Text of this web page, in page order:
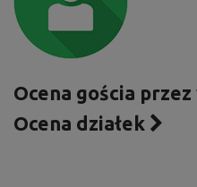
Ocena gościa przez
Ocena działek